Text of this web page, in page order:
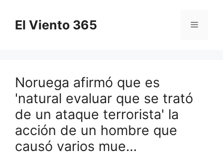
contenido
El Viento 365 Menú
Noruega afirmó que es
'natural evaluar que se trató
de un ataque terrorista' la
acción de un hombre que
causó varios mue…